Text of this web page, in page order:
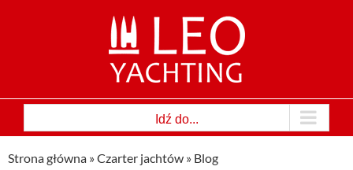
Idź do...
Strona główna »Czarter jachtów » Blog